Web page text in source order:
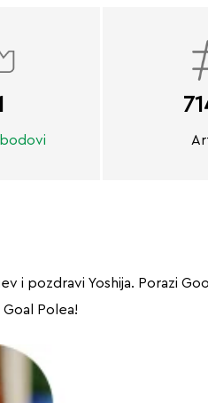
i pozdravi Yoshija. Porazi
Polea!